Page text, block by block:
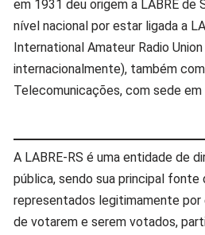
em 1931 deu origem a LABRE de
nível nacional por estar ligada a
International Amateur Radio
internacionalmente), também
Telecomunicações, com sede em
A LABRE-RS é uma entidade de
pública, sendo sua principal
representados legitimamente
de votarem e serem votados,